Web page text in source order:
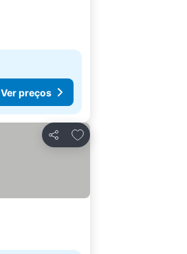
Ver preços
Partilhar
Adicionar aos favoritos